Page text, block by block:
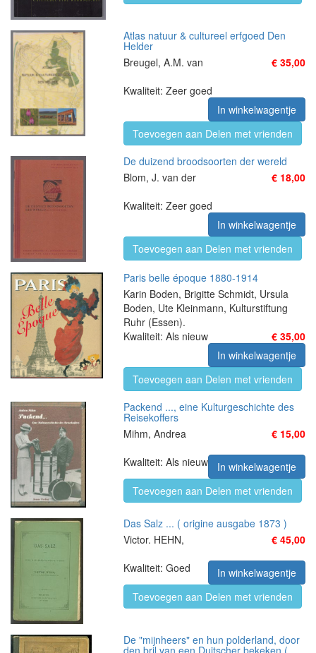
Atlas natuur & cultureel erfgoed Den
Helder
Breugel, A.M. van
€ 35,00
Kwaliteit: Zeer goed
In winkelwagentje
Toevoegen aan Delen met vrienden
De duizend broodsoorten der wereld
Blom, J. van der
€ 18,00
Kwaliteit: Zeer goed
In winkelwagentje
Toevoegen aan Delen met vrienden
Paris belle époque 1880-1914
Karin Boden, Brigitte Schmidt, Ursula
Boden, Ute Kleinmann, Kulturstiftung
Ruhr (Essen).
€ 35,00
Kwaliteit: Als nieuw
In winkelwagentje
Toevoegen aan Delen met vrienden
Packend ..., eine Kulturgeschichte des
Reisekoffers
Mihm, Andrea
€ 15,00
Kwaliteit: Als nieuw
In winkelwagentje
Toevoegen aan Delen met vrienden
Das Salz ... ( origine ausgabe 1873 )
Victor. HEHN,
€ 45,00
Kwaliteit: Goed
In winkelwagentje
Toevoegen aan Delen met vrienden
De "mijnheers" en hun polderland, door
den bril van een Duitscher bekeken (